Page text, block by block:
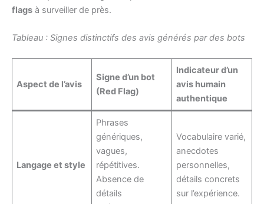
flags à surveiller de près.
Tableau : Signes distinctifs des avis générés par des bots
Aspect de l’avis
Signe d’un bot
(Red Flag)
Indicateur d’un
avis humain
authentique
Langage et style
Phrases
génériques,
vagues,
répétitives.
Absence de
détails
Vocabulaire varié,
anecdotes
personnelles,
détails concrets
sur l’expérience.